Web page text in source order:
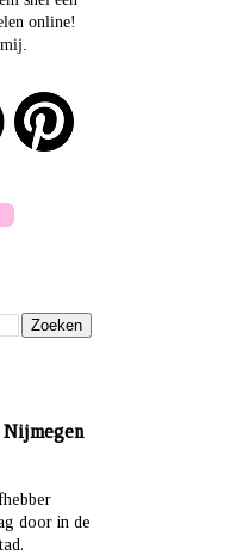
online!
door in de